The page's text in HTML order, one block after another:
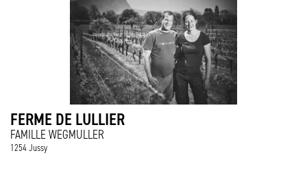
FERME DE LULLIER
FAMILLE WEGMULLER
1254 Jussy